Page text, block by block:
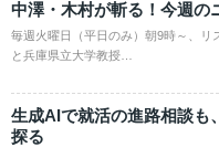
中澤・木村が斬る！今週の
毎週火曜日（平日のみ）朝9時～、
と兵庫県立大学教授…
生成AIで就活の進路相談も
探る